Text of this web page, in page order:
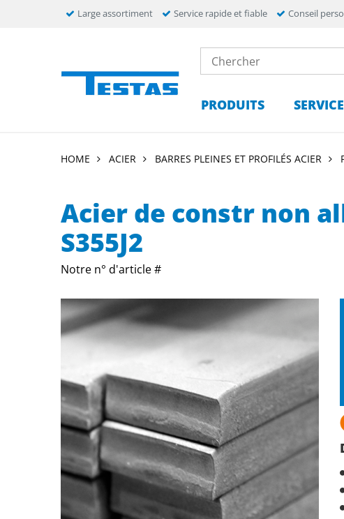
Large assortiment Service rapide et fiable Conseil
PRODUITS
HOME ACIER BARRES PLEINES ET PROFILÉS ACIER
Acier de constr non
S355J2
Notre n° d'article #